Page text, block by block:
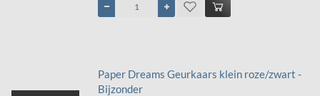
Paper Dreams Geurkaars klein roze/zwart -
Bijzonder